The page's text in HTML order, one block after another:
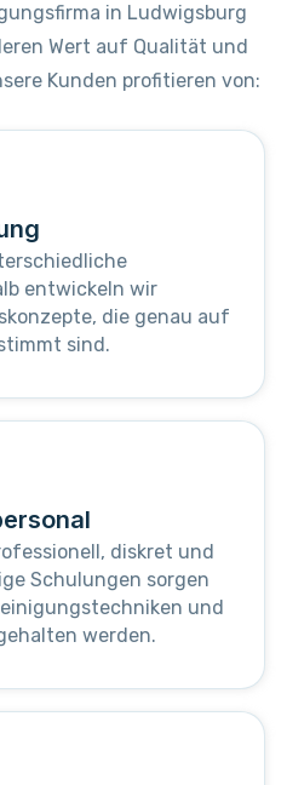
in Ludwigsburg
Wert auf Qualität und
Kunden profitieren von:
entwickeln wir
die genau auf
sind.
diskret und
Schulungen sorgen
und
werden.